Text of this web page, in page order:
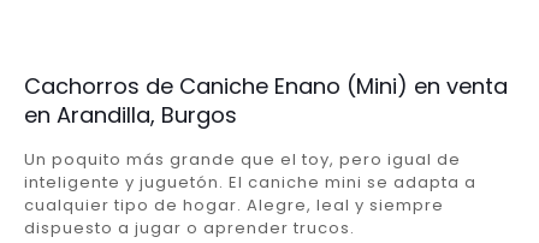
Cachorros de Caniche Enano (Mini) en venta
en Arandilla, Burgos
Un poquito más grande que el toy, pero igual de
inteligente y juguetón. El caniche mini se adapta a
cualquier tipo de hogar. Alegre, leal y siempre
dispuesto a jugar o aprender trucos.